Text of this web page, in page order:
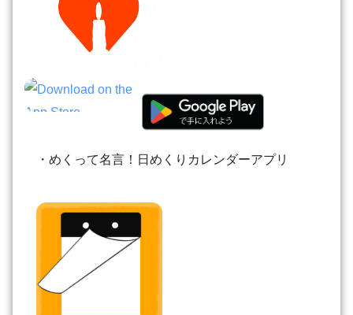
・めくって名言！日めくりカレンダーアプリ